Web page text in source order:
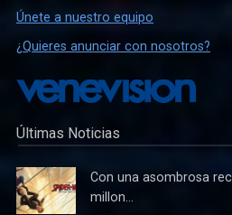
Únete a nuestro equipo
¿Quieres anunciar con nosotros?
Últimas Noticias
Con una asombrosa
millon...